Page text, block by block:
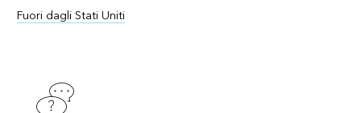
Fuori dagli Stati Uniti